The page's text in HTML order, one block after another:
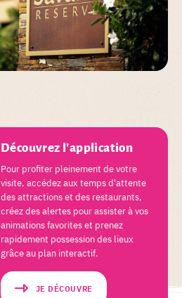
Découvrez l'application
Pour profiter pleinement de votre
visite, accédez aux temps d'attente
des attractions et des restaurants,
créez des alertes pour assister à vos
animations favorites et prenez
rapidement possession des lieux
grâce au plan interactif.
JE DÉCOUVRE